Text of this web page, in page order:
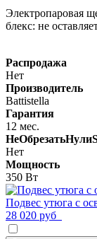
Электропаровая
блекс: не
Распродажа
Нет
Производитель
Battistella
Гарантия
12 мес.
Нет
Мощность
350 Вт
Подвес утюга с
28 020 руб